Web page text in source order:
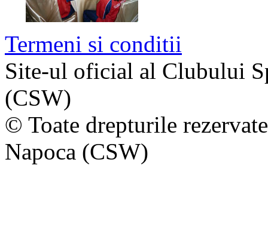
Termeni si conditii
Site-ul oficial al Clubului
(CSW)
© Toate drepturile
Napoca (CSW)